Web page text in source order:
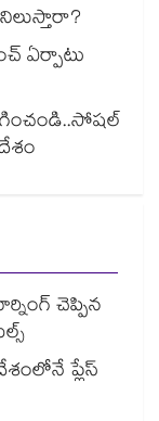
ఏర్పాటు
చెప్పిన
ప్లేస్